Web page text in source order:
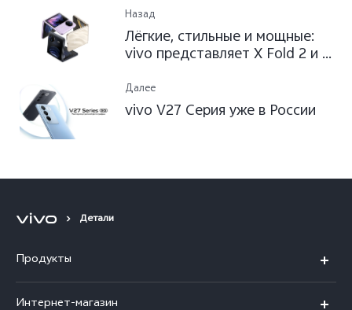
Назад
Лёгкие, стильные и мощные:
vivo представляет X Fold 2 и X
линейку складных устройств
Далее
vivo V27 Серия уже в России
Детали
Продукты
Интернет-магазин